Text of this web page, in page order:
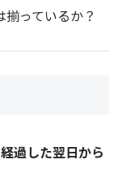
っているか？
過した翌日から